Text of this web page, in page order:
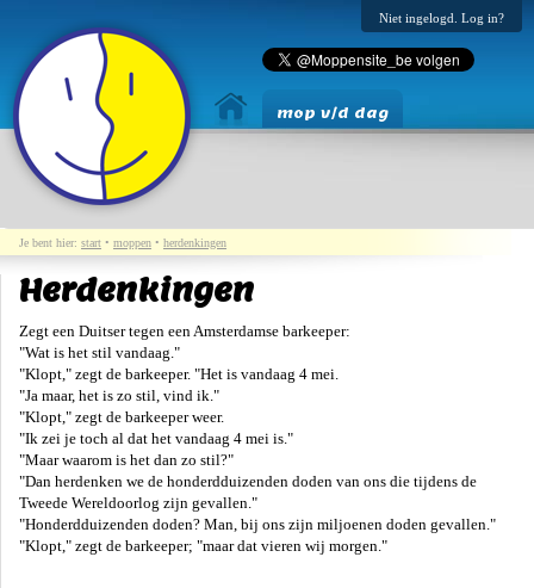
Niet ingelogd. Log in?
mop v/d dag
Je bent hier: start • moppen • herdenkingen
Herdenkingen
Zegt een Duitser tegen een Amsterdamse barkeeper:
"Wat is het stil vandaag."
"Klopt," zegt de barkeeper. "Het is vandaag 4 mei.
"Ja maar, het is zo stil, vind ik."
"Klopt," zegt de barkeeper weer.
"Ik zei je toch al dat het vandaag 4 mei is."
"Maar waarom is het dan zo stil?"
"Dan herdenken we de honderdduizenden doden van ons die tijdens de
Tweede Wereldoorlog zijn gevallen."
"Honderdduizenden doden? Man, bij ons zijn miljoenen doden gevallen."
"Klopt," zegt de barkeeper; "maar dat vieren wij morgen."